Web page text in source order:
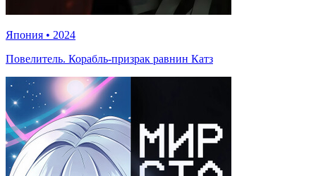
Япония • 2024
Повелитель. Корабль-призрак равнин Катз